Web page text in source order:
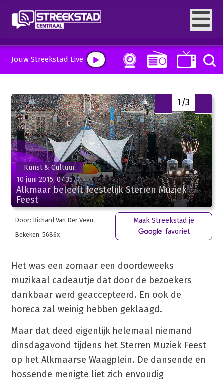
Jouw Streekstad Live
>
2/3
Kunst & Cultuur
10 juni 2015, 07:35
Alkmaar beleeft feestelijk Sterren Muziek
Feest
Door: Richard Van Der Veen
Bekeken: 5686x
Maak Streekstad je
favoriet
Het was een zomaar een doordeweeks
muzikaal cadeautje dat door de bezoekers
dankbaar werd geaccepteerd. En ook de
horeca zal weinig hebben geklaagd.
Maar dat deed eigenlijk helemaal niemand
dinsdagavond tijdens het Sterren Muziek Feest
op het Alkmaarse Waagplein. De dansende en
hossende menigte liet zich envoudig